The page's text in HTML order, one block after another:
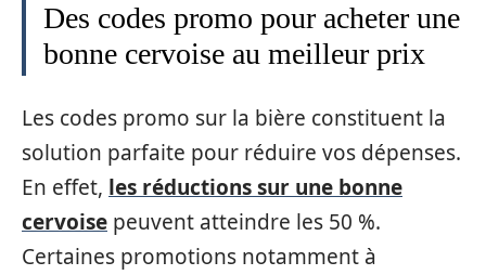
Des codes promo pour acheter une
bonne cervoise au meilleur prix
Les codes promo sur la bière constituent la
solution parfaite pour réduire vos dépenses.
En effet, les réductions sur une bonne
cervoise peuvent atteindre les 50 %.
Certaines promotions notamment à